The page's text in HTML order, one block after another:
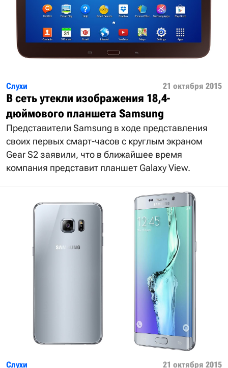
Слухи 21 октября 2015
В сеть утекли изображения 18,4-
дюймового планшета Samsung
Представители Samsung в ходе представления
своих первых смарт-часов с круглым экраном
Gear S2 заявили, что в ближайшее время
компания представит планшет Galaxy View.
Слухи 21 октября 2015